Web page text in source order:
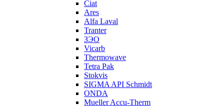
Ciat
Ares
Alfa Laval
Tranter
ЗЭО
Vicarb
Thermowave
Tetra Pak
Stokvis
SIGMA API Schmidt
ONDA
Mueller Accu-Therm